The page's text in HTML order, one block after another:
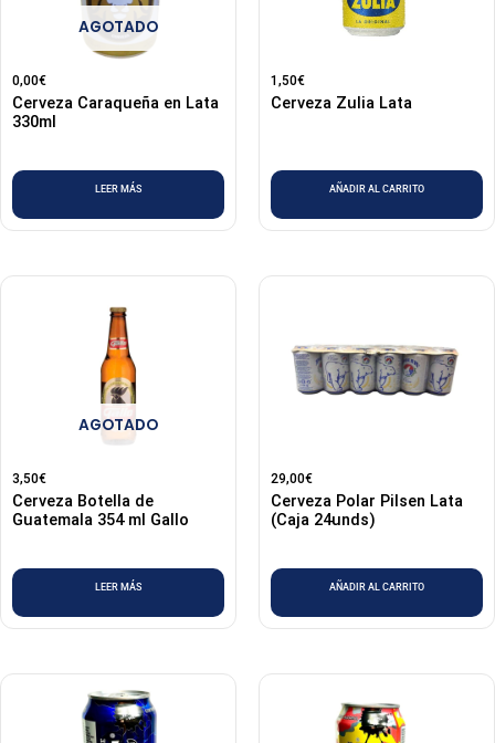
AGOTADO
0,00€
Cerveza Caraqueña en Lata
330ml
LEER MÁS
1,50€
Cerveza Zulia Lata
AÑADIR AL CARRITO
AGOTADO
3,50€
Cerveza Botella de
Guatemala 354 ml Gallo
LEER MÁS
29,00€
Cerveza Polar Pilsen Lata
(Caja 24unds)
AÑADIR AL CARRITO